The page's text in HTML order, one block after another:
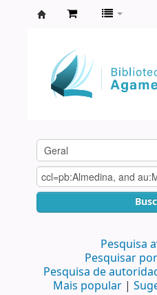
Agamenon
Magalhães
Pesquisa
Pesquisar
Pesquisa de
Mais popular